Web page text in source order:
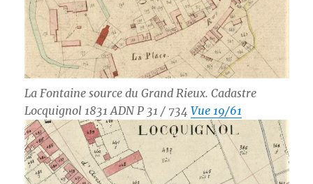
La Fontaine source du Grand Rieux. Cadastre
Locquignol 1831 ADN P 31 / 734 Vue 19/61